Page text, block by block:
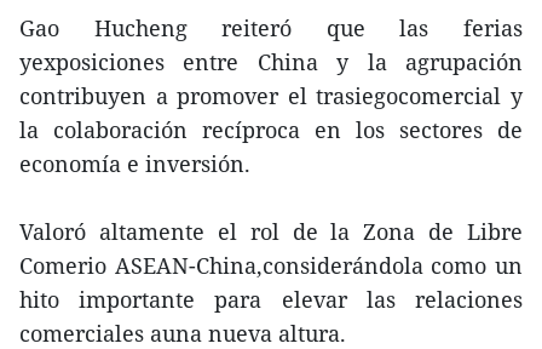
Gao Hucheng reiteró que las ferias
yexposiciones entre China y la agrupación
contribuyen a promover el trasiegocomercial y
la colaboración recíproca en los sectores de
economía e inversión.
Valoró altamente el rol de la Zona de Libre
Comerio ASEAN-China,considerándola como un
hito importante para elevar las relaciones
comerciales auna nueva altura.